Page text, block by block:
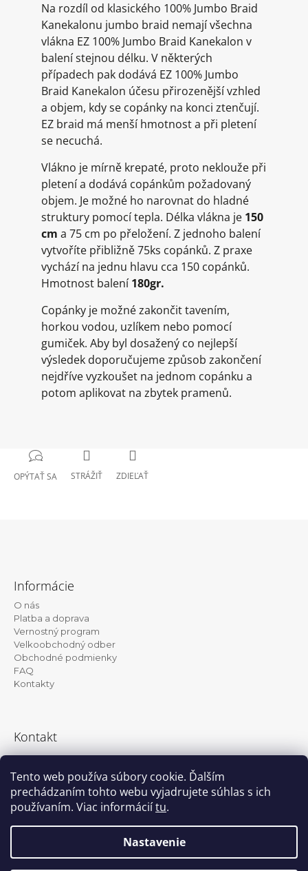
Tento web používa súbory cookie. Ďalším
prechádzaním tohto webu vyjadrujete súhlas s ich
používaním. Viac informáciítu.
Nastavenie
Na rozdíl od klasického 100% Jumbo Braid
Kanekalonu jumbo braid nemají všechna
vlákna EZ 100% Jumbo Braid Kanekalon v
balení stejnou délku. V některých
případech pak dodává EZ 100% Jumbo
Braid Kanekalon účesu přirozenější vzhled
a objem, kdy se copánky na konci ztenčují.
EZ braid má menší hmotnost a při pletení
se necuchá.
Vlákno je mírně krepaté, proto neklouže při
pletení a dodává copánkům požadovaný
objem. Je možné ho narovnat do hladné
struktury pomocí tepla. Délka vlákna je 150
cm a 75 cm po přeložení. Z jednoho balení
vytvoříte přibližně 75ks copánků. Z praxe
vychází na jednu hlavu cca 150 copánků.
Hmotnost balení180gr.
Copánky je možné zakončit tavením,
horkou vodou, uzlíkem nebo pomocí
gumiček. Aby byl dosažený co nejlepší
výsledek doporučujeme způsob zakončení
nejdříve vyzkoušet na jednom copánku a
potom aplikovat na zbytek pramenů.
OPÝTAŤ SA STRÁŽIŤ ZDIEĽAŤ
Informácie
O nás
Platba a doprava
Vernostný program
Velkoobchodný odber
Obchodné podmienky
FAQ
Kontakty
Kontakt